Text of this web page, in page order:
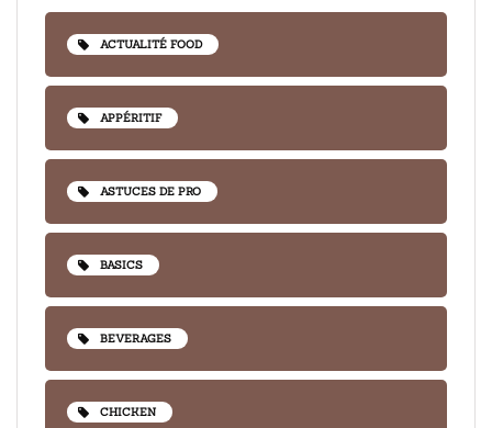
ACTUALITÉ FOOD
APPÉRITIF
ASTUCES DE PRO
BASICS
BEVERAGES
CHICKEN